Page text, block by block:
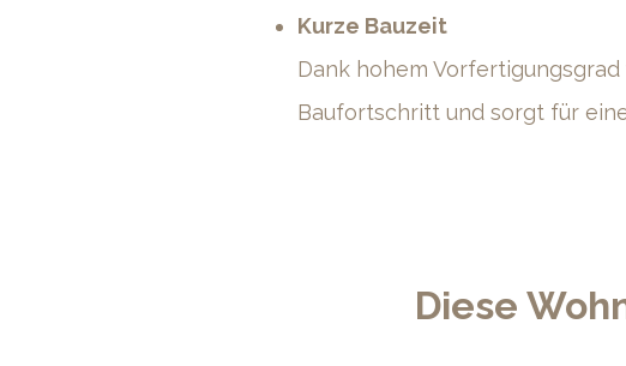
Kurze Bauzeit
Dank hohem
Baufortschritt und sorgt für
Diese